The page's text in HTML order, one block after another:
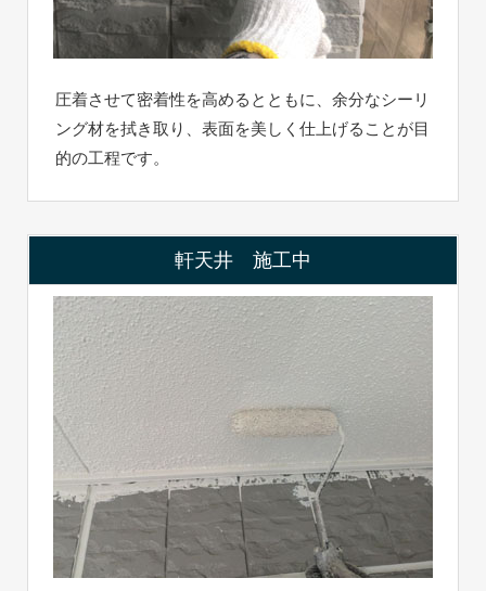
圧着させて密着性を高めるとともに、余分なシーリ
ング材を拭き取り、表面を美しく仕上げることが目
的の工程です。
軒天井 施工中